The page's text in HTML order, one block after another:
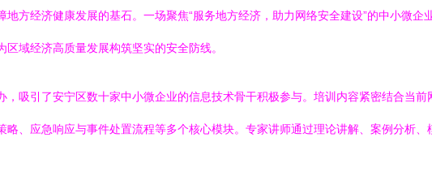
方经济健康发展的基石。一场聚焦“服务地方经济，助力网络安全建设”的中小微
域经济高质量发展构筑坚实的安全防线。
吸引了安宁区数十家中小微企业的信息技术骨干积极参与。培训内容紧密结合当
、应急响应与事件处置流程等多个核心模块。专家讲师通过理论讲解、案例分析